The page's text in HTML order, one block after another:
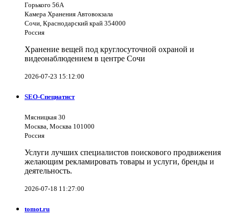
Горького 56А
Камера Хранения Автовокзала
Сочи, Краснодарский край 354000
Россия
Хранение вещей под круглосуточной охраной и
видеонаблюдением в центре Сочи
2026-07-23 15:12:00
SEO-Специатист
Мясницкая 30
Москва, Москва 101000
Россия
Услуги лучших специалистов поискового продвижения
желающим рекламировать товары и услуги, бренды и
деятельность.
2026-07-18 11:27:00
tomot.ru